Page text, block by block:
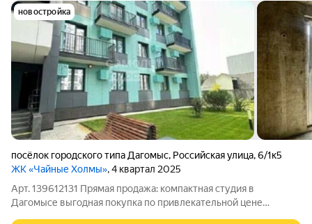
новостройка
посёлок городского типа Дагомыс, Российская улица,6/1к5
ЖК «Чайные Холмы», 4 квартал 2025
Арт. 139612131 Прямая продажа: компактная студия в
Дагомысе выгодная покупка по привлекательной цене